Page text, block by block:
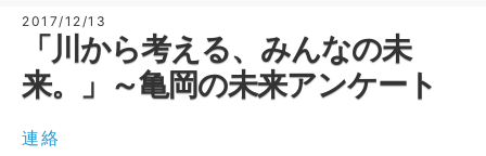
2017/12/13
「川から考える、みんなの未
来。」～亀岡の未来アンケート
連絡